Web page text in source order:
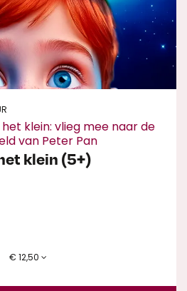
klein (5+)
klein: vlieg mee naar de
van Peter Pan
€ 12,50